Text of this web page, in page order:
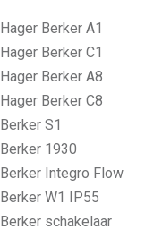
Hager Berker A1
Hager Berker C1
Hager Berker A8
Hager Berker C8
Berker S1
Berker 1930
Berker Integro Flow
Berker W1 IP55
Berker schakelaar